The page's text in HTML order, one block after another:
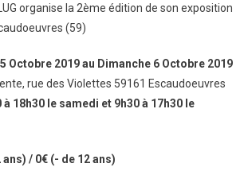
organise la 2ème édition de son exposition
(59)
Octobre 2019 au Dimanche 6 Octobre 2019
rue des Violettes 59161 Escaudoeuvres
à 18h30 le samedi et 9h30 à 17h30 le
ans) / 0€ (- de 12 ans)